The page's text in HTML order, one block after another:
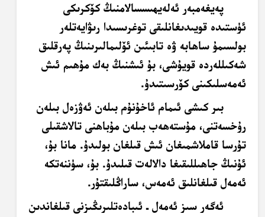
پەيغەمبەر ئەلەيھىسسالامنىڭ كۆكرىكى
ئۈستىدە قويىدىغانلىقى توغرىسىدا رىۋايەتلەر
بولسىمۇ ساھابە ۋە تابىئىن ئۆلىمالىرىنىڭ پەرقلىق
شەكىللەردە قويۇشى، بۇ ئىشنىڭ بەك مۇھىم ئىش
ئەمەسلىكىنى كۆرسىتىدۇ.
بىر كىشى ئىمام ئاخۇنۇم بىلەن ئەۋزەل بىلەن
رۇخسەتنى، مۇستەھەب بىلەن مۇباھنى تالاشقىلى
تۇرسا قاملاشمىغان ئىش قىلغان بولىدۇ. مانا بۇ،
ئۇنىڭ جاھىللىقىغا دالالەت قىلىدۇ. بۇ، سۈننەتكە
ئەمەل قىلغانلىق ئەمەس، ساراڭلىقتۇر.
ئەگەر سىز ئەمەل ـ ئىبادەتلىرىڭىزنى قىلغاندىن